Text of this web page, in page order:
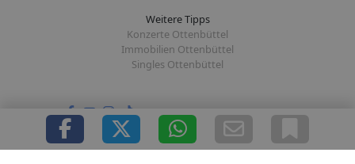
Weitere Tipps
Konzerte Ottenbüttel
Immobilien Ottenbüttel
Singles Ottenbüttel